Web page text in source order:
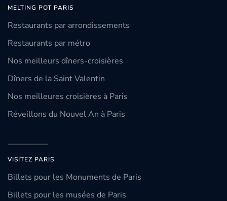
MELTING POT PARIS
Restaurants par arrondissements
Restaurants par métro
Nos meilleurs dîners-croisières
Dîners de la Saint Valentin
Nos meilleures croisières à Paris
Réveillons du Nouvel An à Paris
VISITEZ PARIS
Billets pour les Monuments de Paris
Billets pour les musées de Paris